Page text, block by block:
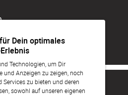
Dein optimales
Technologien, um Dir
und Anzeigen zu zeigen, noch
Services zu bieten und deren
sowohl auf unseren eigenen